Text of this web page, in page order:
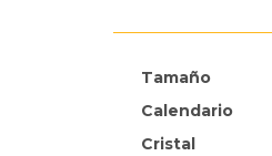
Tamaño
Calendario
Cristal